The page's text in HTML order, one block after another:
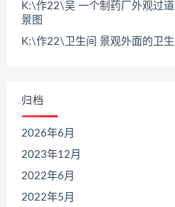
K:\作22\吴 一个制药厂外观过
景图
K:\作22\卫生间 景观外面的卫生
归档
2026年6月
2023年12月
2022年6月
2022年5月